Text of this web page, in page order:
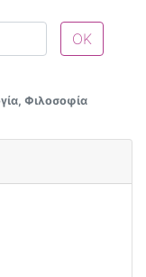
Φιλοσοφία